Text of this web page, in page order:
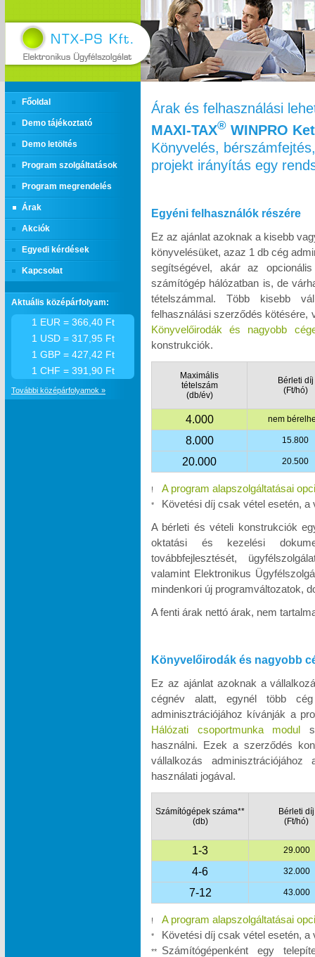
Főoldal
Demo tájékoztató
Demo letöltés
Program szolgáltatások
Program megrendelés
Árak
Akciók
Egyedi kérdések
Kapcsolat
Árak és felhasználási
MAXI‑TAX® WINPRO
Könyvelés,
projekt irányítás egy
Egyéni felhasználók részére
Ez az ajánlat azoknak a kisebb
könyvelésüket, azaz 1 db cég
segítségével, akár az
számítógép hálózatban is, de
tételszámmal. Több kisebb
felhasználási szerződés kötésére,
Könyvelőirodák és nagyobb
konstrukciók.
Maximális
tételszám
(db/év)
Bérleti díj
(Ft/hó)
4.000 nem
8.000 15.800
20.000 20.500
! A program alapszolgáltatásai
*
Követési díj csak vétel esetén, a
A bérleti és vételi konstrukciók
oktatási és kezelési
továbbfejlesztését,
valamint Elektronikus
mindenkori új programváltozatok,
A fenti árak nettó árak, nem
Könyvelőirodák és nagyobb
Ez az ajánlat azoknak a
cégnév alatt, egynél több
adminisztrációjához kívánják a
Hálózati csoportmunka modul
használni. Ezek a szerződés
vállalkozás
használati jogával.
Számítógépek száma**
(db)
Bérleti díj
(Ft/hó)
1-3 29.000
4-6 32.000
7-12 43.000
! A program alapszolgáltatásai
* Követési díj csak vétel esetén, a
**
Számítógépenként egy
Aktuális középárfolyam:
1 EUR = 366,40 Ft
1 USD = 317,95 Ft
1 GBP = 427,42 Ft
1 CHF = 391,90 Ft
További középárfolyamok »